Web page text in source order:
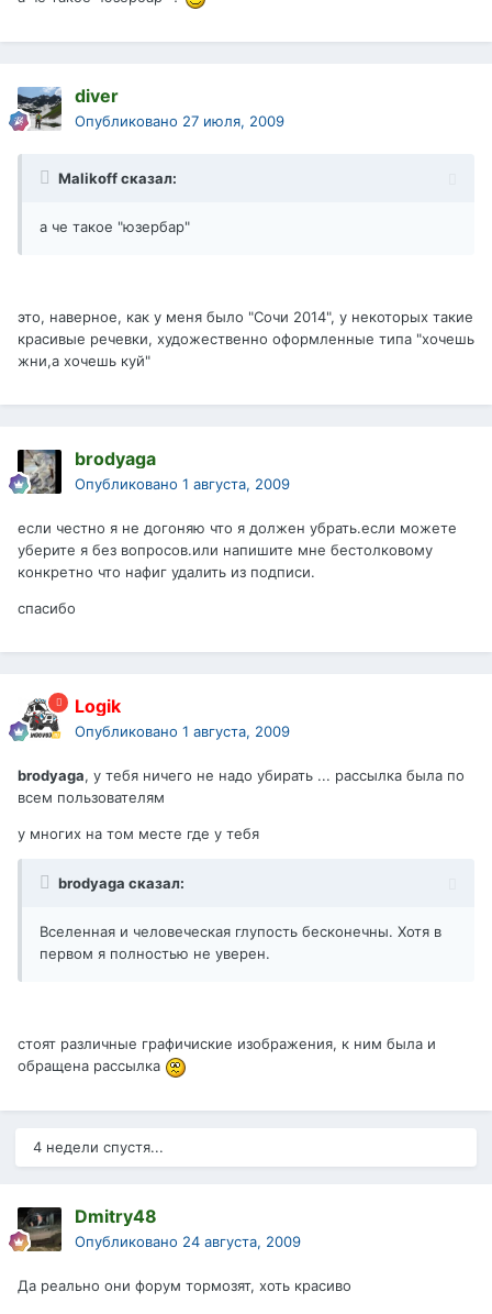
diver
Опубликовано 27 июля, 2009
Malikoff сказал:
а че такое "юзербар"
это, наверное, как у меня было "Сочи 2014", у некоторых такие
красивые речевки, художественно оформленные типа "хочешь
жни,а хочешь куй"
brodyaga
Опубликовано 1 августа, 2009
если честно я не догоняю что я должен убрать.если можете
уберите я без вопросов.или напишите мне бестолковому
конкретно что нафиг удалить из подписи.
спасибо
Logik
Опубликовано 1 августа, 2009
brodyaga, у тебя ничего не надо убирать ... рассылка была по
всем пользователям
у многих на том месте где у тебя
brodyaga сказал:
Вселенная и человеческая глупость бесконечны. Хотя в
первом я полностью не уверен.
стоят различные графичиские изображения, к ним была и
обращена рассылка
4 недели спустя...
Dmitry48
Опубликовано 24 августа, 2009
Да реально они форум тормозят, хоть красиво